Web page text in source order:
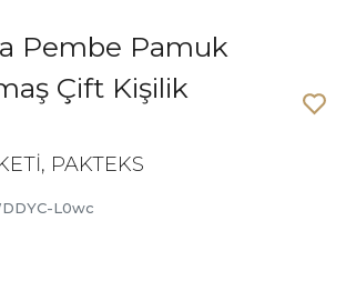
Pembe Pamuk
Çift Kişilik
PAKTEKS
L0wc